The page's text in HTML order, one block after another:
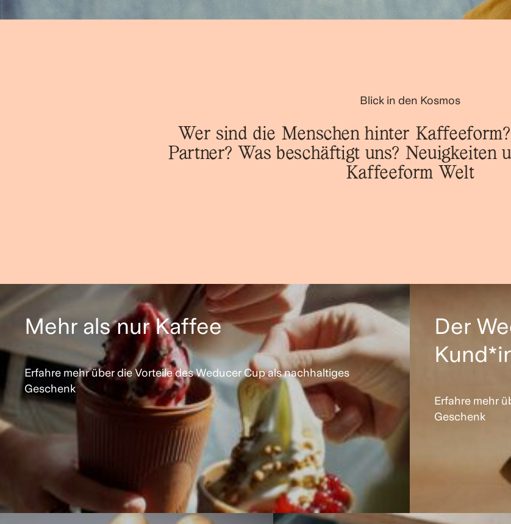
Blick in den Kosmos
Wer sind die Menschen hinter
Partner? Was beschäftigt uns? Neuigkeiten
Kaffeeform Welt
Mehr als nur Kaffee
Erfahre mehr über die Vorteile des Weducer Cup als nachhaltiges
Geschenk
Der
Erfahre mehr
Geschenk